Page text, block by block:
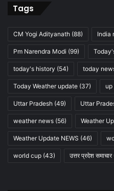
Tags
CM Yogi Adityanath (88) India
Pm Narendra Modi (99)
today's history (54) today
Today Weather update (37)
Uttar Pradesh (49) Uttar
weather news (56) Weather
Weather Update NEWS (46)
world cup (43) उत्तर प्रदेश समाचार